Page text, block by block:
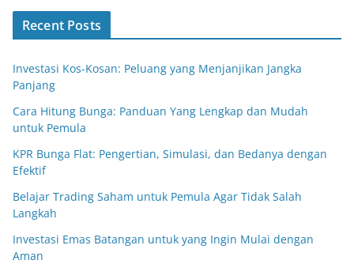
Recent Posts
Investasi Kos-Kosan: Peluang yang Menjanjikan Jangka
Panjang
Cara Hitung Bunga: Panduan Yang Lengkap dan Mudah
untuk Pemula
KPR Bunga Flat: Pengertian, Simulasi, dan Bedanya dengan
Efektif
Belajar Trading Saham untuk Pemula Agar Tidak Salah
Langkah
Investasi Emas Batangan untuk yang Ingin Mulai dengan
Aman